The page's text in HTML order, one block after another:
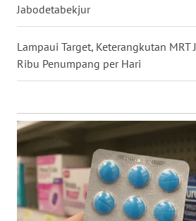
Jabodetabekjur
Lampaui Target, Keterangkutan MRT
Ribu Penumpang per Hari
WN
WN
KALSEL
WN
KALTIM